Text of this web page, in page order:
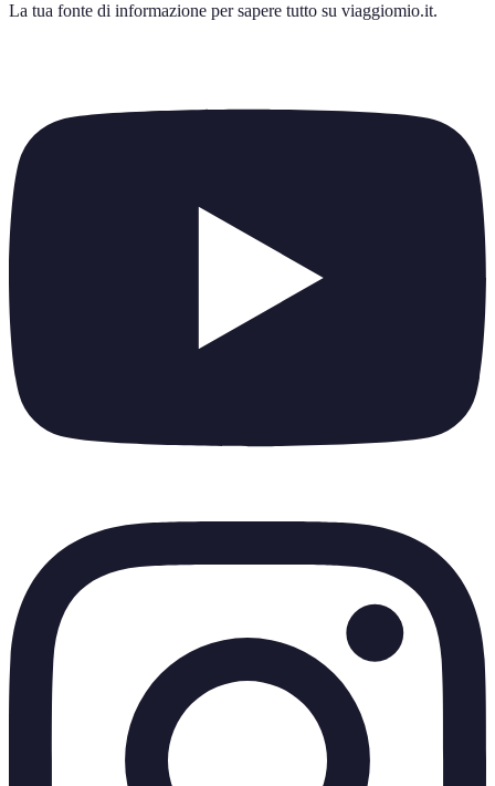
La tua fonte di informazione per sapere tutto su viaggiomio.it.